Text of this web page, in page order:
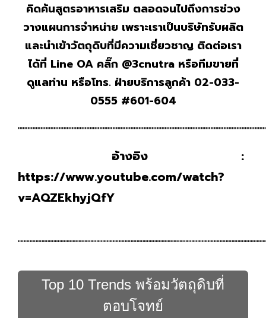
คิดค้นสูตรอาหารเสริม ตลอดจนไปถึงการช่วง
วางแผนการจำหน่าย เพราะเราเป็นบริษัทรับผลิต
และนำเข้าวัตถุดิบที่มีความเชี่ยวชาญ ติดต่อเรา
ได้ที่ Line OA คลิ๊ก @3cnutra หรือทีมขายที่
ดูแลท่าน หรือโทร. ฝ่ายบริการลูกค้า 02-033-
0555 #601-604
อ้างอิง :
https://www.youtube.com/watch?
v=AQZEkhyjQfY
Top 10 Trends พร้อมวัตถุดิบที่
ตอบโจทย์